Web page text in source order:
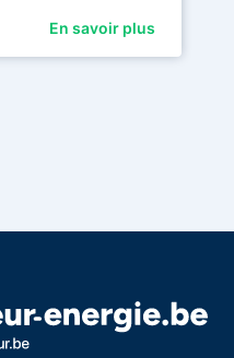
En savoir plus